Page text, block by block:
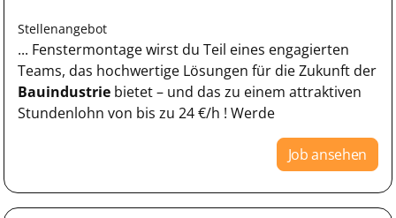
Stellenangebot
... Fenstermontage wirst du Teil eines engagierten
Teams, das hochwertige Lösungen für die Zukunft der
Bauindustrie bietet – und das zu einem attraktiven
Stundenlohn von bis zu 24 €/h ! Werde
Job ansehen